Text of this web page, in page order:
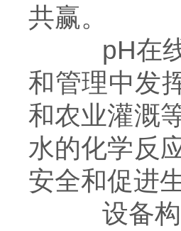
共赢。
pH在线
和管理中发
和农业灌溉
水的化学反
安全和促进
设备构